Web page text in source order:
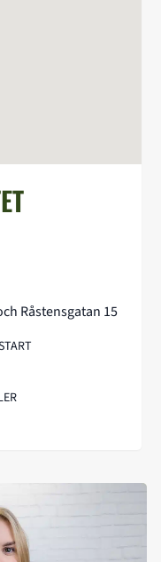
Råstensgatan 15